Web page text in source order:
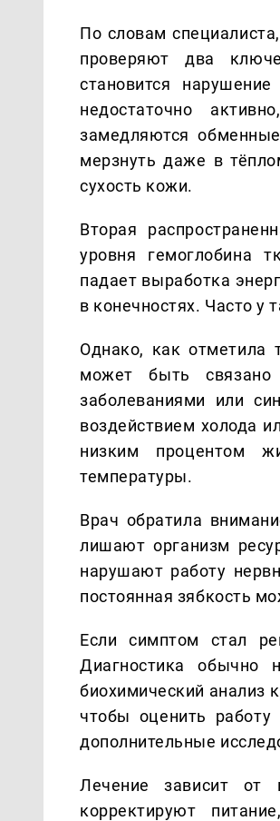
По словам
проверяют два
становится
недостаточно
замедляются
мерзнуть даже в
сухость кожи.
Вторая
уровня гемоглобина
падает выработка
в конечностях. Часто у
Однако, как отметила
может быть связано
заболеваниями или
воздействием холода
низким процентом
температуры.
Врач обратила
лишают организм
нарушают работу
постоянная зябкость
Если симптом стал
Диагностика обычно
биохимический анализ
чтобы оценить
дополнительные
Лечение зависит от
корректируют